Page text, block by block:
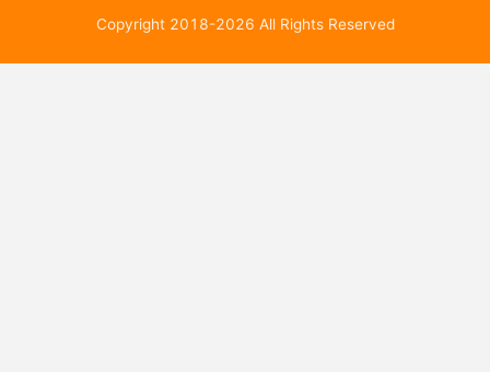
Copyright 2018-2026 All Rights Reserved